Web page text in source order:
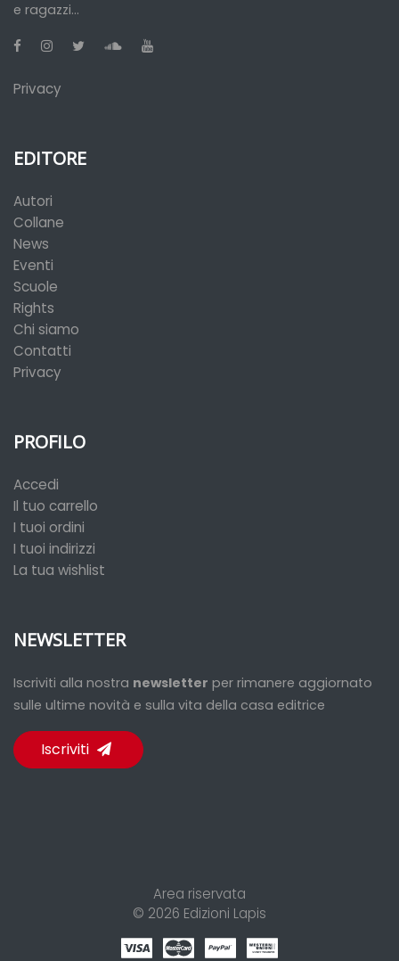
e ragazzi...
Privacy
EDITORE
Autori
Collane
News
Eventi
Scuole
Rights
Chi siamo
Contatti
Privacy
PROFILO
Accedi
Il tuo carrello
I tuoi ordini
I tuoi indirizzi
La tua wishlist
NEWSLETTER
Iscriviti alla nostra newsletter per rimanere aggiornato
sulle ultime novità e sulla vita della casa editrice
Iscriviti
Area riservata
© 2026 Edizioni Lapis